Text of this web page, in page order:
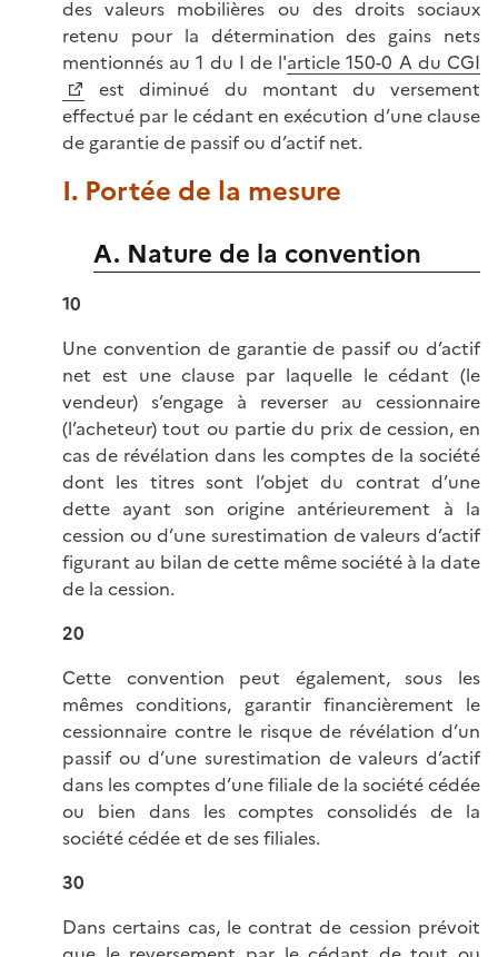
des valeurs mobilières ou des droits sociaux
retenu pour la détermination des gains nets
mentionnés au 1 du I de l'article 150-0 A du CGI
est diminué du montant du versement
effectué par le cédant en exécution d’une clause
de garantie de passif ou d’actif net.
I. Portée de la mesure
A. Nature de la convention
10
Une convention de garantie de passif ou d’actif
net est une clause par laquelle le cédant (le
vendeur) s’engage à reverser au cessionnaire
(l’acheteur) tout ou partie du prix de cession, en
cas de révélation dans les comptes de la société
dont les titres sont l’objet du contrat d’une
dette ayant son origine antérieurement à la
cession ou d’une surestimation de valeurs d’actif
figurant au bilan de cette même société à la date
de la cession.
20
Cette convention peut également, sous les
mêmes conditions, garantir financièrement le
cessionnaire contre le risque de révélation d’un
passif ou d’une surestimation de valeurs d’actif
dans les comptes d’une filiale de la société cédée
ou bien dans les comptes consolidés de la
société cédée et de ses filiales.
30
Dans certains cas, le contrat de cession prévoit